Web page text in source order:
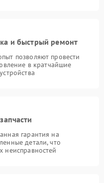
и быстрый ремонт
позволяют провести
в кратчайшие
гарантия на
детали, что
неисправностей